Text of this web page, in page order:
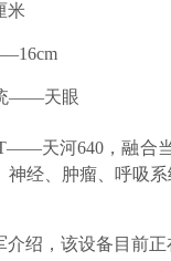
米
——天眼
天河640，融合
经、肿瘤、呼吸
绍，该设备目前